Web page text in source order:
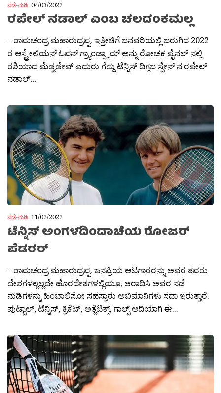
ನಡೆ-ನುಡಿ 04/03/2022
ರಪೇಲ್ ನಡಾಲ್ ಎಂಬ ಚಲದಂಕಮಲ್ಲ
– ರಾಮಚಂದ್ರ ಮಹಾರುದ್ರಪ್ಪ. ಇತ್ತೀಚಿಗೆ ಜನವರಿಯಲ್ಲಿ ಜರುಗಿದ 2022
ರ ಆಸ್ಟ್ರೇಲಿಯನ್ ಓಪನ್ ಗ್ರ‍್ಯಾಂಡ್ಸ್ಲಾಮ್ ಅನ್ನು ರೋಚಕ ಪೈನಲ್ ನಲ್ಲಿ
ರಶಿಯಾದ ಮೆಡ್ವಡೇವ್ ಎದುರು ಗೆದ್ದು ಟೆನ್ನಿಸ್ ದಿಗ್ಗಜ ಸ್ಪೇನ್ ನ ರಪೇಲ್
ನಡಾಲ್...
ನಡೆ-ನುಡಿ 11/02/2022
ಟೆನ್ನಿಸ್ ಅಂಗಳದಿಂದಾಚೆಯ ರೋಜರ್
ಪೆಡರರ್
– ರಾಮಚಂದ್ರ ಮಹಾರುದ್ರಪ್ಪ. ಜನಪ್ರಿಯ ಆಟಗಾರರನ್ನು ಅವರ ತವರು
ದೇಶಗಳಲ್ಲಲ್ಲದೇ ಹೊರದೇಶಗಳಲ್ಲಿಯೂ, ಆರಾದಿಸಿ ಅವರ ನಡೆ-
ನುಡಿಗಳನ್ನು ಹಿಂಬಾಲಿಸೋ ಸಹಸ್ರಾರು ಅಬಿಮಾನಿಗಳು ಸದಾ ಇರುತ್ತಾರೆ.
ಪುಟ್ಬಾಲ್, ಟೆನ್ನಿಸ್, ಕ್ರಿಕೆಟ್, ಅತ್ಲೆಟಿಕ್ಸ್, ಗಾಲ್ಪ್ ಆದಿಯಾಗಿ ಈ...